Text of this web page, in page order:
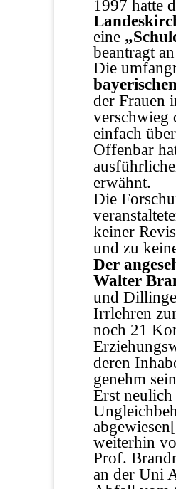
1997 hatte
eine
beantragt
Die
der Frauen
verschwieg
einfach
Offenbar
erwähnt.
Die
keiner
und zu
Der
Walter
und
Irrlehren
noch 21
deren
genehm
Erst neulich
abgewiesen
weiterhin
Prof.
an der Uni